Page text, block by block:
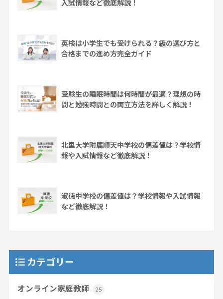
入試情報など徹底解説！
英検は小学生でも受けられる？級の選び方と
合格までの進め方完全ガイド
受験生の睡眠時間は何時間が最適？理想の時
間と勉強時間との両立方法を詳しく解説！
北里大学附属順天中学校の偏差値は？学校情
報や入試情報など徹底解説！
淑徳中学校の偏差値は？学校情報や入試情報
など徹底解説！
カテゴリー
オンライン家庭教師 25